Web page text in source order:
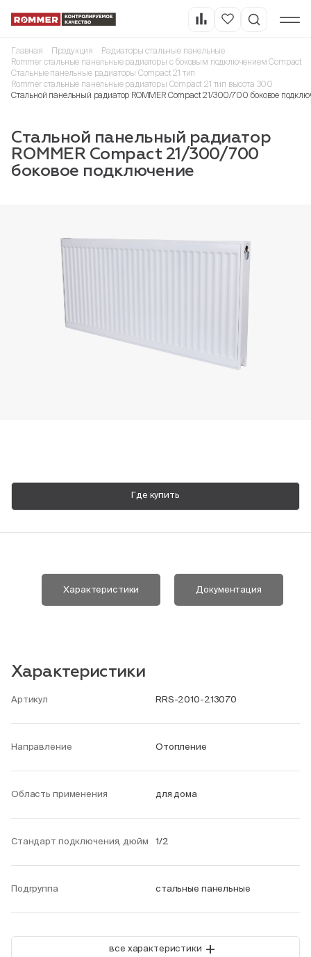
Главная Продукция
Радиаторы стальные панельные
Rommer стальные панельные радиаторы с боковым подключением Compact
Стальные панельные радиаторы Compact 21 тип
Rommer стальные панельные радиаторы Compact 21 тип высота 300
Стальной панельный радиатор ROMMER Compact 21/300/700 боковое
Стальной панельный радиатор
ROMMER Compact 21/300/700
боковое подключение
Где купить
Характеристики Документация
Характеристики
Артикул RRS-2010-213070
Направление Отопление
Область применения для дома
Стандарт подключения, дюйм 1/2
Подгруппа стальные панельные
все характеристики +